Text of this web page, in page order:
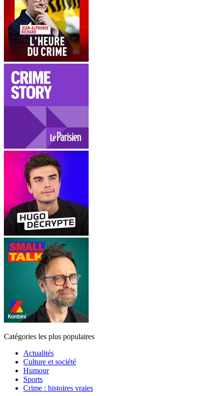
Catégories les plus populaires
Actualités
Culture et société
Humour
Sports
Crime : histoires vraies